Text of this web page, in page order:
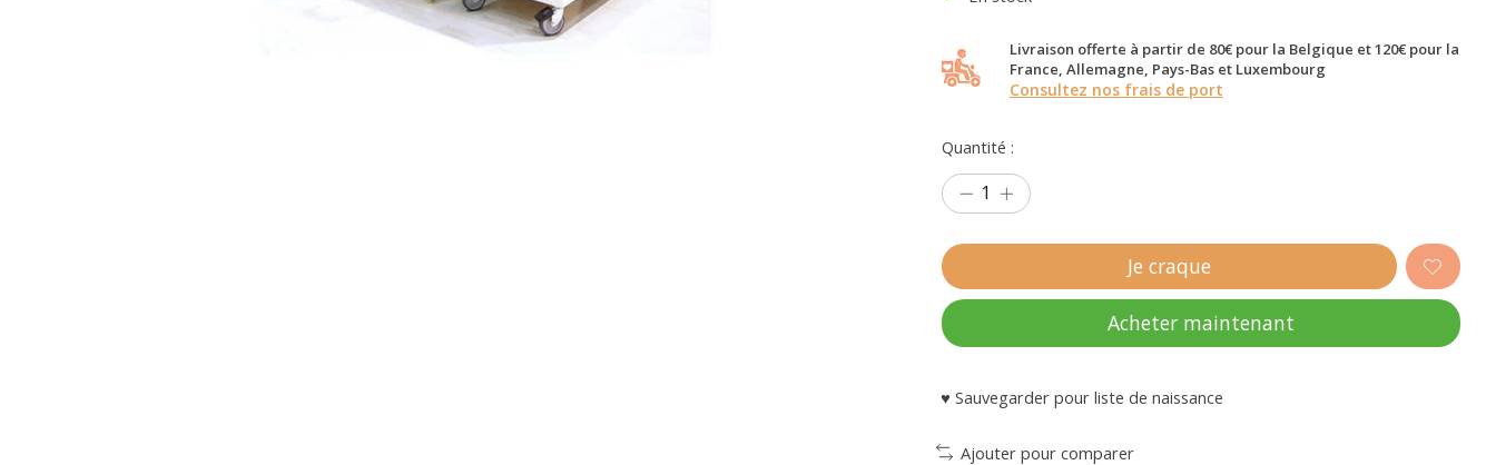
Livraison offerte à partir de 80€ pour la Belgique et 120€ pour la
France, Allemagne, Pays-Bas et Luxembourg
Consultez nos frais de port
Quantité :
Je craque
Acheter maintenant
♥ Sauvegarder pour liste de naissance
Ajouter pour comparer